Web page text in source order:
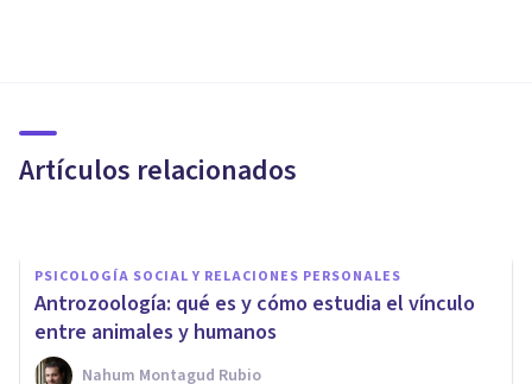
Artículos relacionados
amigos, según la ciencia
PSICOLOGÍA SOCIAL Y RELACIONES PERSONALES
Antrozoología: qué es y cómo estudia el vínculo
entre animales y humanos
Nahum Montagud Rubio